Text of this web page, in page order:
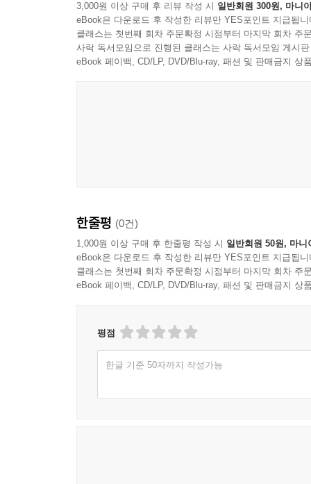
3,000원 이상 구매 후 리뷰 작성 시 일반회원 300원, 마니
eBook은 다운로드 후 작성한 리뷰만 YES포인트 지급됩니
클래스는 첫번째 회차 주문확정 시점부터 마지막 회차 주
사락 독서모임으로 진행된 클래스는 사락 독서모임 게시
eBook 페이백, CD/LP, DVD/Blu-ray, 패션 및 판매금지 상
한줄평 (0건)
1,000원 이상 구매 후 한줄평 작성 시 일반회원 50원, 마니
eBook은 다운로드 후 작성한 리뷰만 YES포인트 지급됩니
클래스는 첫번째 회차 주문확정 시점부터 마지막 회차 주
eBook 페이백, CD/LP, DVD/Blu-ray, 패션 및 판매금지 상
평점
한글 기준 50자까지 작성가능